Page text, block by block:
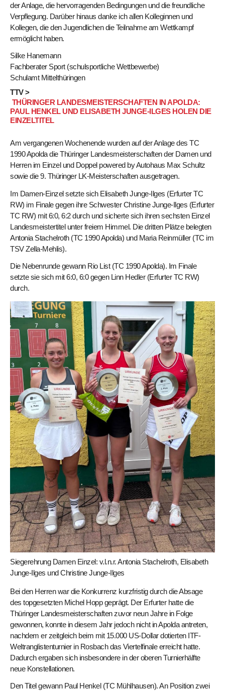
der Anlage, die hervorragenden Bedingungen und die freundliche
Verpflegung. Darüber hinaus danke ich allen Kolleginnen und
Kollegen, die den Jugendlichen die Teilnahme am Wettkampf
ermöglicht haben.
Silke Hanemann
Fachberater Sport (schulsportliche Wettbewerbe)
Schulamt Mittelthüringen
TTV >
THÜRINGER LANDESMEISTERSCHAFTEN IN APOLDA:
PAUL HENKEL UND ELISABETH JUNGE-ILGES HOLEN DIE
EINZELTITEL
Am vergangenen Wochenende wurden auf der Anlage des TC
1990 Apolda die Thüringer Landesmeisterschaften der Damen und
Herren im Einzel und Doppel powered by Autohaus Max Schultz
sowie die 9. Thüringer LK-Meisterschaften ausgetragen.
Im Damen-Einzel setzte sich Elisabeth Junge-Ilges (Erfurter TC
RW) im Finale gegen ihre Schwester Christine Junge-Ilges (Erfurter
TC RW) mit 6:0, 6:2 durch und sicherte sich ihren sechsten Einzel
Landesmeistertitel unter freiem Himmel. Die dritten Plätze belegten
Antonia Stachelroth (TC 1990 Apolda) und Maria Reinmüller (TC im
TSV Zella-Mehlis).
Die Nebenrunde gewann Rio List (TC 1990 Apolda). Im Finale
setzte sie sich mit 6:0, 6:0 gegen Linn Hedler (Erfurter TC RW)
durch.
Siegerehrung Damen Einzel: v.l.n.r. Antonia Stachelroth, Elisabeth
Junge-Ilges und Christine Junge-Ilges
Bei den Herren war die Konkurrenz kurzfristig durch die Absage
des topgesetzten Michel Hopp geprägt. Der Erfurter hatte die
Thüringer Landesmeisterschaften zuvor neun Jahre in Folge
gewonnen, konnte in diesem Jahr jedoch nicht in Apolda antreten,
nachdem er zeitgleich beim mit 15.000 US-Dollar dotierten ITF-
Weltranglistenturnier in Rosbach das Viertelfinale erreicht hatte.
Dadurch ergaben sich insbesondere in der oberen Turnierhälfte
neue Konstellationen.
Den Titel gewann Paul Henkel (TC Mühlhausen). An Position zwei